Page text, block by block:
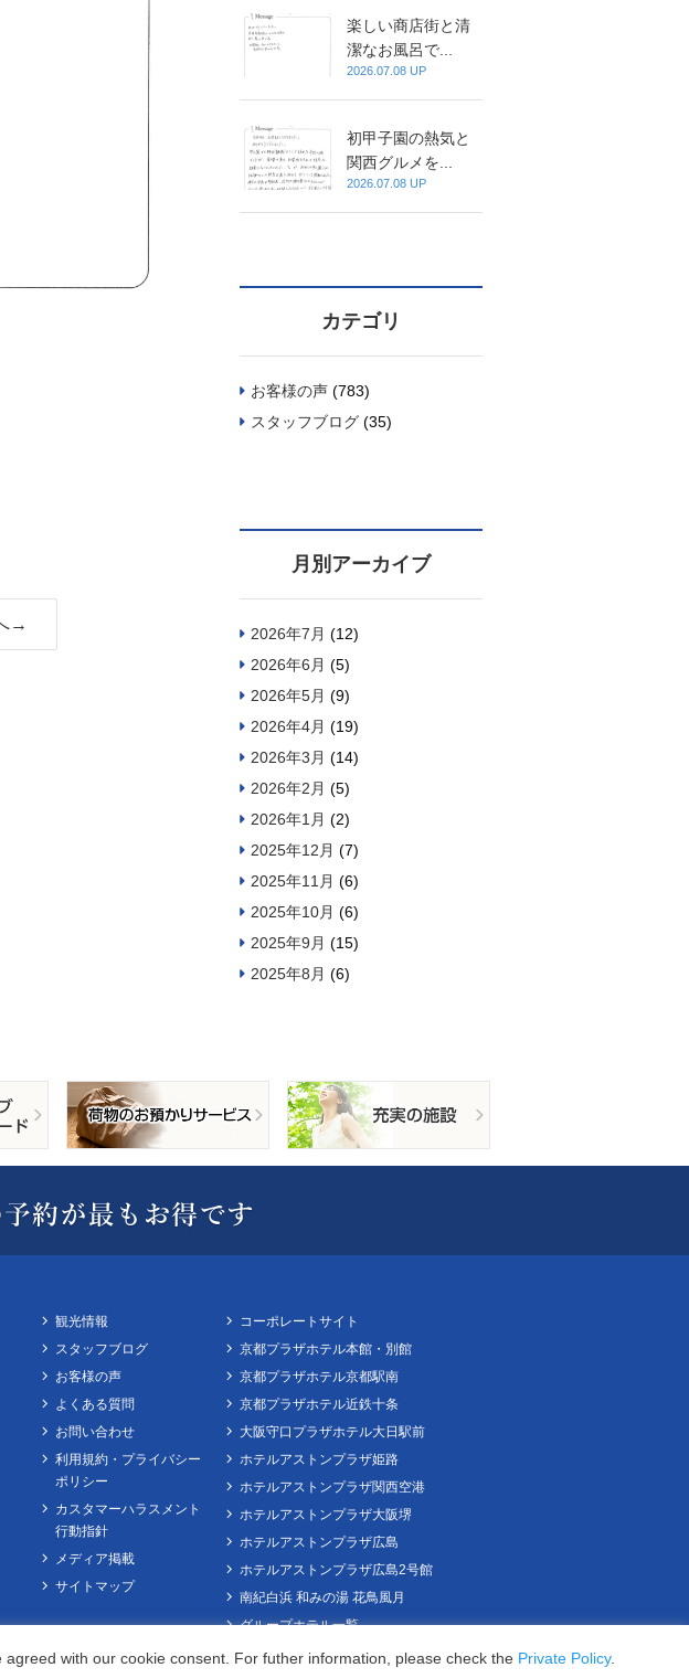
- check out date Guests
→
楽しい商店街と清
潔なお風呂で...
2026.07.08 UP
初甲子園の熱気と
関西グルメを...
2026.07.08 UP
カテゴリ
お客様の声 (783)
スタッフブログ (35)
月別アーカイブ
2026年7月 (12)
2026年6月 (5)
2026年5月 (9)
2026年4月 (19)
2026年3月 (14)
2026年2月 (5)
2026年1月 (2)
2025年12月 (7)
2025年11月 (6)
2025年10月 (6)
2025年9月 (15)
2025年8月 (6)
観光情報
スタッフブログ
お客様の声
よくある質問
お問い合わせ
利用規約・プライバシー
ポリシー
カスタマーハラスメント
行動指針
メディア掲載
サイトマップ
コーポレートサイト
京都プラザホテル本館・別館
京都プラザホテル京都駅南
京都プラザホテル近鉄十条
大阪守口プラザホテル大日駅前
ホテルアストンプラザ姫路
ホテルアストンプラザ関西空港
ホテルアストンプラザ大阪堺
ホテルアストンプラザ広島
ホテルアストンプラザ広島2号館
南紀白浜 和みの湯 花鳥風月
グループホテル一覧
with our cookie consent. For futher information, please check the Private Policy.